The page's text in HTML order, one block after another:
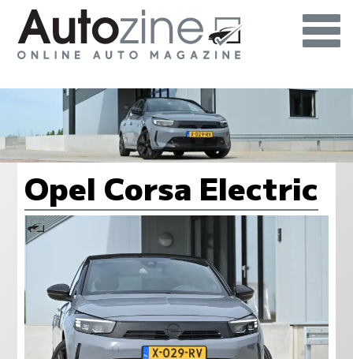
Opel Corsa Electric